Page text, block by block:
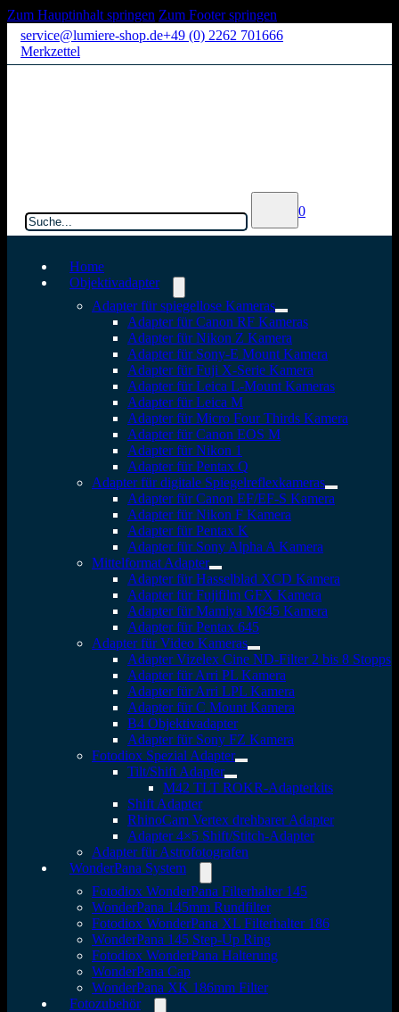
Zum Hauptinhalt springen Zum Footer springen
service@lumiere-shop.de+49 (0) 2262 701666
Merkzettel
0
Home
Objektivadapter
Adapter für spiegellose Kameras
Adapter für Canon RF Kameras
Adapter für Nikon Z Kamera
Adapter für Sony-E Mount Kamera
Adapter für Fuji X-Serie Kamera
Adapter für Leica L-Mount Kameras
Adapter für Leica M
Adapter für Micro Four Thirds Kamera
Adapter für Canon EOS M
Adapter für Nikon 1
Adapter für Pentax Q
Adapter für digitale Spiegelreflexkameras
Adapter für Canon EF/EF-S Kamera
Adapter für Nikon F Kamera
Adapter für Pentax K
Adapter für Sony Alpha A Kamera
Mittelformat Adapter
Adapter für Hasselblad XCD Kamera
Adapter für Fujifilm GFX Kamera
Adapter für Mamiya M645 Kamera
Adapter für Pentax 645
Adapter für Video Kameras
Adapter Vizelex Cine ND-Filter 2 bis 8 Stopps
Adapter für Arri PL Kamera
Adapter für Arri LPL Kamera
Adapter für C Mount Kamera
B4 Objektivadapter
Adapter für Sony FZ Kamera
Fotodiox Spezial Adapter
Tilt/Shift Adapter
M42 TLT ROKR-Adapterkits
Shift Adapter
RhinoCam Vertex drehbarer Adapter
Adapter 4×5 Shift/Stitch-Adapter
Adapter für Astrofotografen
WonderPana System
Fotodiox WonderPana Filterhalter 145
WonderPana 145mm Rundfilter
Fotodiox WonderPana XL Filterhalter 186
WonderPana 145 Step-Up Ring
Fotodiox WonderPana Halterung
WonderPana Cap
WonderPana XK 186mm Filter
Fotozubehör